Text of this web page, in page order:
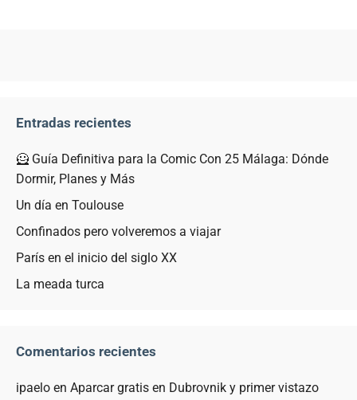
Entradas recientes
🦸 Guía Definitiva para la Comic Con 25 Málaga: Dónde
Dormir, Planes y Más
Un día en Toulouse
Confinados pero volveremos a viajar
París en el inicio del siglo XX
La meada turca
Comentarios recientes
ipaelo en Aparcar gratis en Dubrovnik y primer vistazo